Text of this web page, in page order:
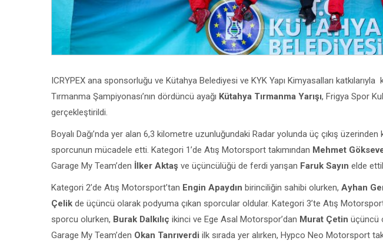
ICRYPEX ana sponsorluğu ve Kütahya Belediyesi ve KYK Yapı Kimyasalları katkılarıyla
Tırmanma Şampiyonası’nın dördüncü ayağı Kütahya Tırmanma Yarışı, Frigya Spor
gerçekleştirildi.
Boyalı Dağı’nda yer alan 6,3 kilometre uzunluğundaki Radar yolunda üç çıkış
sporcunun mücadele etti. Kategori 1’de Atış Motorsport takımından Mehmet
Garage My Team’den İlker Aktaş ve üçüncülüğü de ferdi yarışan Faruk Sayın elde
Kategori 2’de Atış Motorsport’tan Engin Apaydın birinciliğin sahibi olurken, Ayhan
Çelik de üçüncü olarak podyuma çıkan sporcular oldular. Kategori 3’te Atış
sporcu olurken, Burak Dalkılıç ikinci ve Ege Asal Motorspor’dan Murat Çetin üçüncü
Garage My Team’den Okan Tanrıverdi ilk sırada yer alırken, Hypco Neo Motorsport